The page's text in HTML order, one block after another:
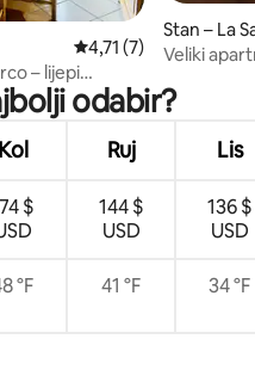
Prosječna ocjena:
4,71 (7)
– lijepi
Stan – La
Veliki
odabir?
Kol Ruj Lis
$
144 $
USD
136 $
USD
°F 41 °F 34 °F